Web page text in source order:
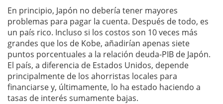
En principio, Japón no debería tener mayores
problemas para pagar la cuenta. Después de todo, es
un país rico. Incluso si los costos son 10 veces más
grandes que los de Kobe, añadirían apenas siete
puntos porcentuales a la relación deuda-PIB de Japón.
El país, a diferencia de Estados Unidos, depende
principalmente de los ahorristas locales para
financiarse y, últimamente, lo ha estado haciendo a
tasas de interés sumamente bajas.